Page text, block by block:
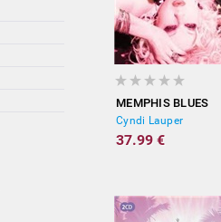
MEMPHIS BLUES
Cyndi Lauper
37.99 €